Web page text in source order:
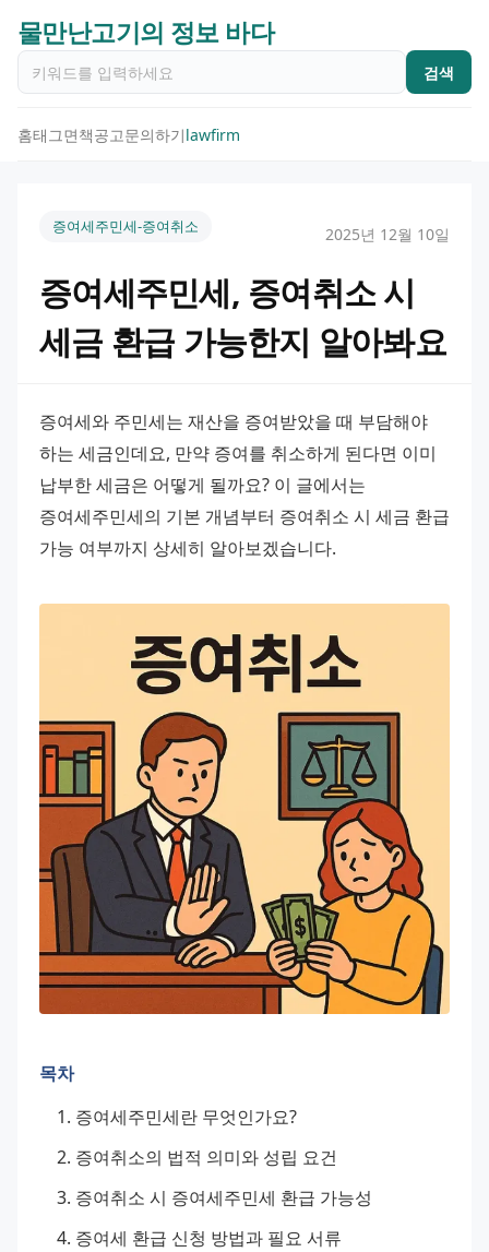
물만난고기의 정보 바다
검색
홈태그면책공고문의하기lawfirm
증여세주민세-증여취소 2025년 12월 10일
증여세주민세, 증여취소 시
세금 환급 가능한지 알아봐요
증여세와 주민세는 재산을 증여받았을 때 부담해야
하는 세금인데요, 만약 증여를 취소하게 된다면 이미
납부한 세금은 어떻게 될까요? 이 글에서는
증여세주민세의 기본 개념부터 증여취소 시 세금 환급
가능 여부까지 상세히 알아보겠습니다.
목차
증여세주민세란 무엇인가요?
증여취소의 법적 의미와 성립 요건
증여취소 시 증여세주민세 환급 가능성
증여세 환급 신청 방법과 필요 서류